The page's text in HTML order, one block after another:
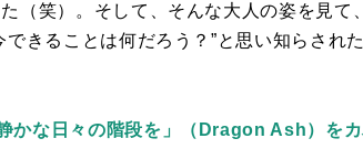
（笑）。そして、そんな大人の姿を見て
きることは何だろう？”と思い知らされ
かな日々の階段を」（Dragon Ash）を